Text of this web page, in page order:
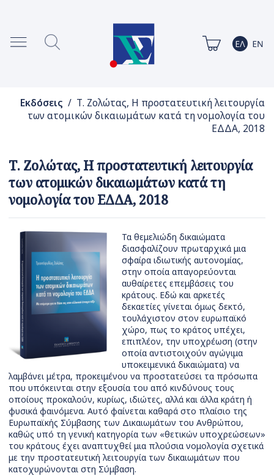
Εκδόσεις / Τ. Ζολώτας, Η προστατευτική λειτουργία
των ατομικών δικαιωμάτων κατά τη νομολογία του
ΕΔΔΑ, 2018
Τ. Ζολώτας, Η προστατευτική λειτουργία
των ατομικών δικαιωμάτων κατά τη
νομολογία του ΕΔΔΑ, 2018
Τα θεμελιώδη δικαιώματα
διασφαλίζουν πρωταρχικά μια
σφαίρα ιδιωτικής αυτονομίας,
στην οποία απαγορεύονται
αυθαίρετες επεμβάσεις του
κράτους. Εδώ και αρκετές
δεκαετίες γίνεται όμως δεκτό,
τουλάχιστον στον ευρωπαϊκό
χώρο, πως το κράτος υπέχει,
επιπλέον, την υποχρέωση (στην
οποία αντιστοιχούν αγώγιμα
υποκειμενικά δικαιώματα) να
λαμβάνει μέτρα, προκειμένου να προστατεύσει τα πρόσωπα
που υπόκεινται στην εξουσία του από κινδύνους τους
οποίους προκαλούν, κυρίως, ιδιώτες, αλλά και άλλα κράτη ή
φυσικά φαινόμενα. Αυτό φαίνεται καθαρά στο πλαίσιο της
Ευρωπαϊκής Σύμβασης των Δικαιωμάτων του Ανθρώπου,
καθώς υπό τη γενική κατηγορία των «θετικών υποχρεώσεων»
του κράτους έχει αναπτυχθεί μια πλούσια νομολογία σχετικά
με την προστατευτική λειτουργία των δικαιωμάτων που
κατοχυρώνονται στη Σύμβαση.